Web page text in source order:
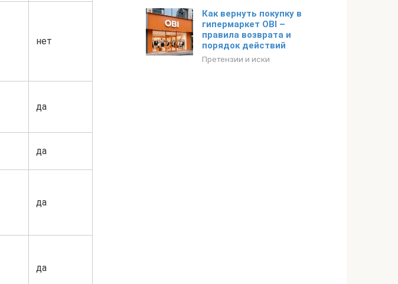
нет
да
да
да
да
Как вернуть покупку в
гипермаркет OBI –
правила возврата и
порядок действий
Претензии и иски